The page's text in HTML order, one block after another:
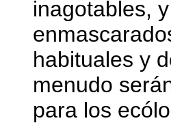
inagotables,
habituales y
menudo
para los